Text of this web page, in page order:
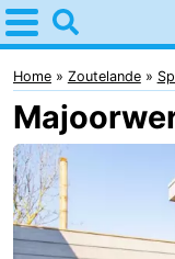
Home
Zoutelande
Tips
For
kids
Webcam
Home Zoutelande